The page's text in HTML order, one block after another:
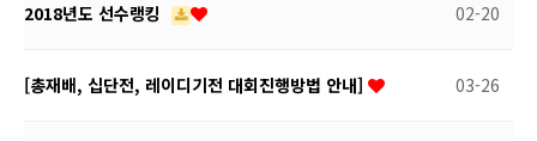
2018년도 선수랭킹 02-20
[총재배, 십단전, 레이디기전 대회진행방법 안내] 03-26